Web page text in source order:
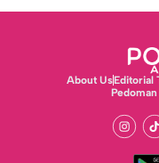
About UsEditorial